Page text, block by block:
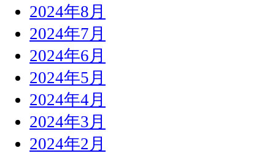
2024年8月
2024年7月
2024年6月
2024年5月
2024年4月
2024年3月
2024年2月